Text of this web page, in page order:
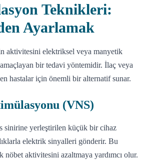
Teknikleri:
Ayarlamak
aktivitesini elektriksel veya manyetik
bir tedavi yöntemidir. İlaç veya
hastalar için önemli bir alternatif sunar.
(VNS)
sinirine yerleştirilen küçük bir cihaz
elektrik sinyalleri gönderir. Bu
nöbet aktivitesini azaltmaya yardımcı olur.